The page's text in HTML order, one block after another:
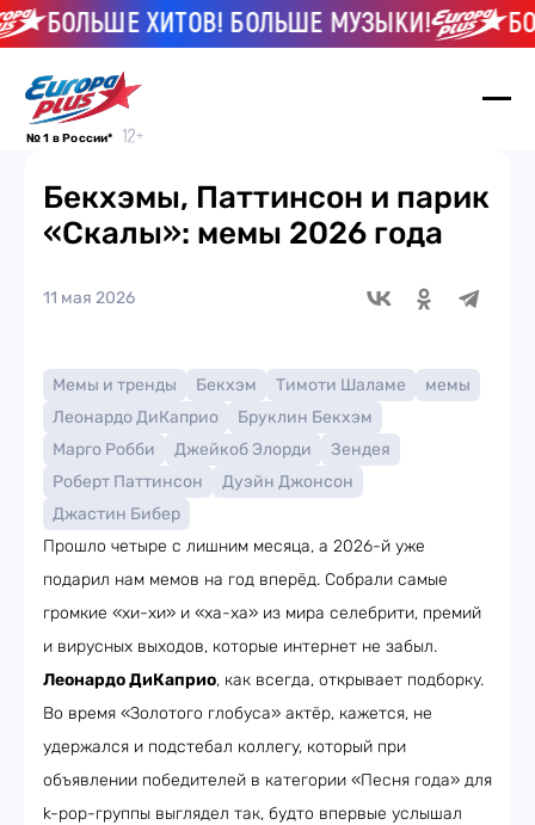
БОЛЬШЕ ХИТОВ! БОЛЬШЕ МУЗЫКИ!
№ 1 в России*
Бекхэмы, Паттинсон и парик
«Скалы»: мемы 2026 года
11 мая 2026
Мемы и тренды Бекхэм Тимоти Шаламе
мемы
Леонардо ДиКаприо
Бруклин Бекхэм
Марго Робби
Джейкоб Элорди
Зендея
Роберт Паттинсон
Дуэйн Джонсон
Джастин Бибер
Прошло четыре с лишним месяца, а 2026-й уже
подарил нам мемов на год вперёд. Собрали самые
громкие «хи-хи» и «ха-ха» из мира селебрити, премий
и вирусных выходов, которые интернет не забыл.
Леонардо ДиКаприо, как всегда, открывает подборку.
Во время «Золотого глобуса» актёр, кажется, не
удержался и подстебал коллегу, который при
объявлении победителей в категории «Песня года» для
k-pop-группы выглядел так, будто впервые услышал